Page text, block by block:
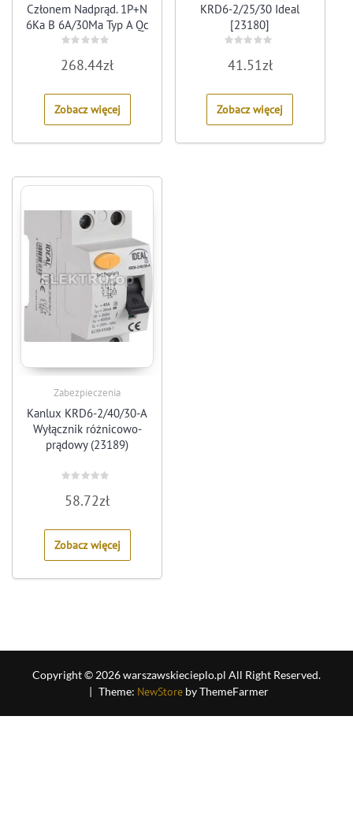
Członem Nadprąd. 1P+N
6Ka B 6A/30Ma Typ A Qc
(Ads906D)
0
out
5
268.44zł
Zobacz więcej
KRD6-2/25/30 Ideal
[23180]
0
out
5
41.51zł
Zobacz więcej
Zabezpieczenia
Kanlux KRD6-2/40/30-A
Wyłącznik różnicowo-
prądowy (23189)
0
out
5
58.72zł
Zobacz więcej
Copyright © 2026 warszawskiecieplo.pl All Right Reserved.
| Theme: NewStoreby ThemeFarmer